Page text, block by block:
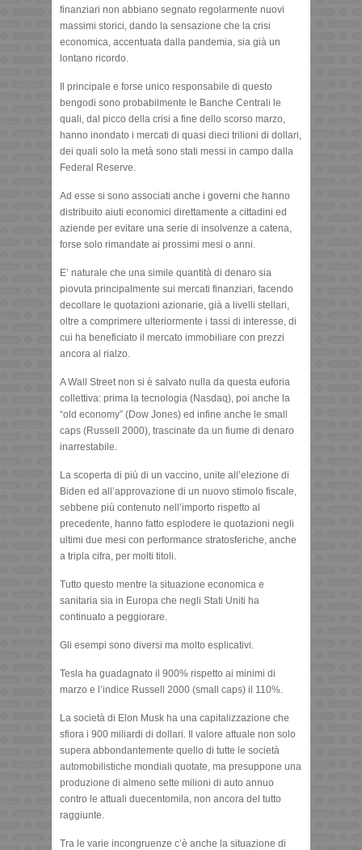
finanziari non abbiano segnato regolarmente nuovi
massimi storici, dando la sensazione che la crisi
economica, accentuata dalla pandemia, sia già un
lontano ricordo.
Il principale e forse unico responsabile di questo
bengodi sono probabilmente le Banche Centrali le
quali, dal picco della crisi a fine dello scorso marzo,
hanno inondato i mercati di quasi dieci trilioni di dollari,
dei quali solo la metà sono stati messi in campo dalla
Federal Reserve.
Ad esse si sono associati anche i governi che hanno
distribuito aiuti economici direttamente a cittadini ed
aziende per evitare una serie di insolvenze a catena,
forse solo rimandate ai prossimi mesi o anni.
E’ naturale che una simile quantità di denaro sia
piovuta principalmente sui mercati finanziari, facendo
decollare le quotazioni azionarie, già a livelli stellari,
oltre a comprimere ulteriormente i tassi di interesse, di
cui ha beneficiato il mercato immobiliare con prezzi
ancora al rialzo.
A Wall Street non si è salvato nulla da questa euforia
collettiva: prima la tecnologia (Nasdaq), poi anche la
“old economy” (Dow Jones) ed infine anche le small
caps (Russell 2000), trascinate da un fiume di denaro
inarrestabile.
La scoperta di più di un vaccino, unite all’elezione di
Biden ed all’approvazione di un nuovo stimolo fiscale,
sebbene più contenuto nell’importo rispetto al
precedente, hanno fatto esplodere le quotazioni negli
ultimi due mesi con performance stratosferiche, anche
a tripla cifra, per molti titoli.
Tutto questo mentre la situazione economica e
sanitaria sia in Europa che negli Stati Uniti ha
continuato a peggiorare.
Gli esempi sono diversi ma molto esplicativi.
Tesla ha guadagnato il 900% rispetto ai minimi di
marzo e l’indice Russell 2000 (small caps) il 110%.
La società di Elon Musk ha una capitalizzazione che
sfiora i 900 miliardi di dollari. Il valore attuale non solo
supera abbondantemente quello di tutte le società
automobilistiche mondiali quotate, ma presuppone una
produzione di almeno sette milioni di auto annuo
contro le attuali duecentomila, non ancora del tutto
raggiunte.
Tra le varie incongruenze c’è anche la situazione di